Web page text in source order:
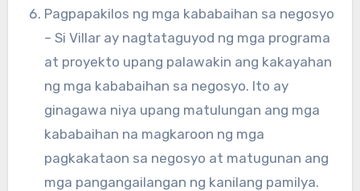
Pagpapakilos ng mga kababaihan sa negosyo
– Si Villar ay nagtataguyod ng mga programa
at proyekto upang palawakin ang kakayahan
ng mga kababaihan sa negosyo. Ito ay
ginagawa niya upang matulungan ang mga
kababaihan na magkaroon ng mga
pagkakataon sa negosyo at matugunan ang
mga pangangailangan ng kanilang pamilya.